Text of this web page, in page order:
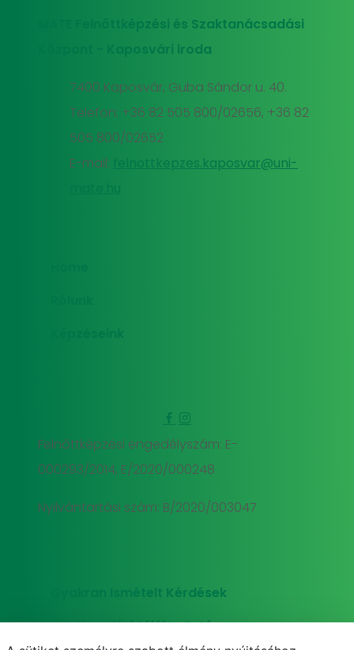
MATE Felnőttképzési és Szaktanácsadási
Központ - Kaposvári iroda
7400 Kaposvár, Guba Sándor u. 40.
Telefon: +36 82 505 800/02656, +36 82
505 800/02652
E-mail:
felnottkepzes.kaposvar@uni-
Felnőttképzési engedélyszám: E-
000293/2014, E/2020/000248
Nyilvántartási szám: B/2020/003047
Gyakran Ismételt Kérdések
Adatkezelési tájékoztató